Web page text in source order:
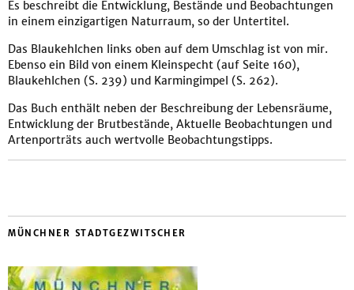
Es beschreibt die Entwicklung, Bestände und Beobachtungen
in einem einzigartigen Naturraum, so der Untertitel.
Das Blaukehlchen links oben auf dem Umschlag ist von mir.
Ebenso ein Bild von einem Kleinspecht (auf Seite 160),
Blaukehlchen (S. 239) und Karmingimpel (S. 262).
Das Buch enthält neben der Beschreibung der Lebensräume,
Entwicklung der Brutbestände, Aktuelle Beobachtungen und
Artenporträts auch wertvolle Beobachtungstipps.
MÜNCHNER STADTGEZWITSCHER